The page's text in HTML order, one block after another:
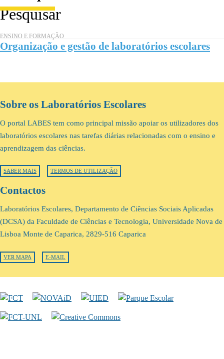
ENSINO E FORMAÇÃO
Organização e gestão de laboratórios escolares
Sobre os Laboratórios Escolares
O portal LABES tem como principal missão apoiar os utilizadores dos
laboratórios escolares nas tarefas diárias relacionadas com o ensino e
aprendizagem das ciências.
SABER MAIS TERMOS DE UTILIZAÇÃO
Contactos
Laboratórios Escolares, Departamento de Ciências Sociais Aplicadas
(DCSA) da Faculdade de Ciências e Tecnologia, Universidade Nova de
Lisboa Monte de Caparica, 2829-516 Caparica
VER MAPA E-MAIL